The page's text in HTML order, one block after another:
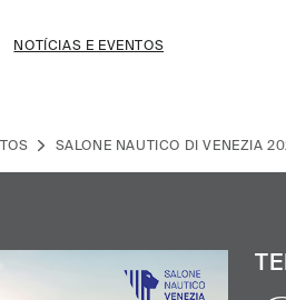
NOTÍCIAS E EVENTOS
SALONE NAUTICO DI VENEZIA